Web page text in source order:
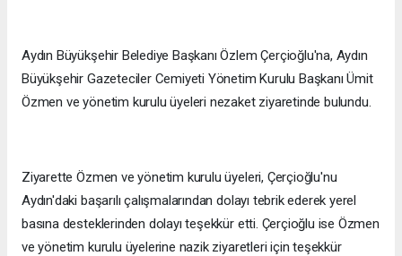
Aydın Büyükşehir Belediye Başkanı Özlem Çerçioğlu'na, Aydın
Büyükşehir Gazeteciler Cemiyeti Yönetim Kurulu Başkanı Ümit
Özmen ve yönetim kurulu üyeleri nezaket ziyaretinde bulundu.
Ziyarette Özmen ve yönetim kurulu üyeleri, Çerçioğlu'nu
Aydın'daki başarılı çalışmalarından dolayı tebrik ederek yerel
basına desteklerinden dolayı teşekkür etti. Çerçioğlu ise Özmen
ve yönetim kurulu üyelerine nazik ziyaretleri için teşekkür